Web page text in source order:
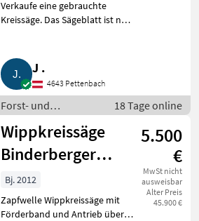
Verkaufe eine gebrauchte
Kreissäge. Das Sägeblatt ist neu.
Sägeblatt hat einen Dm. von
570 mm. Bei Fragen bitte
J .
4643 Pettenbach
Forst- und
Holztechnik /
Kreissägen
18 Tage online
Wippkreissäge
Binderberger
WS700
5.500
€
MwSt nicht
ausweisbar
Alter Preis
45.900 €
Bj. 2012
Zapfwelle Wippkreissäge mit
Förderband und Antrieb über